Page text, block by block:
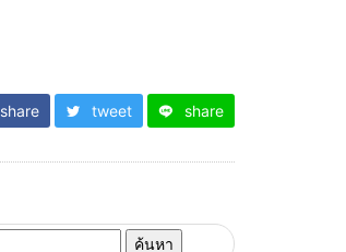
share tweet share